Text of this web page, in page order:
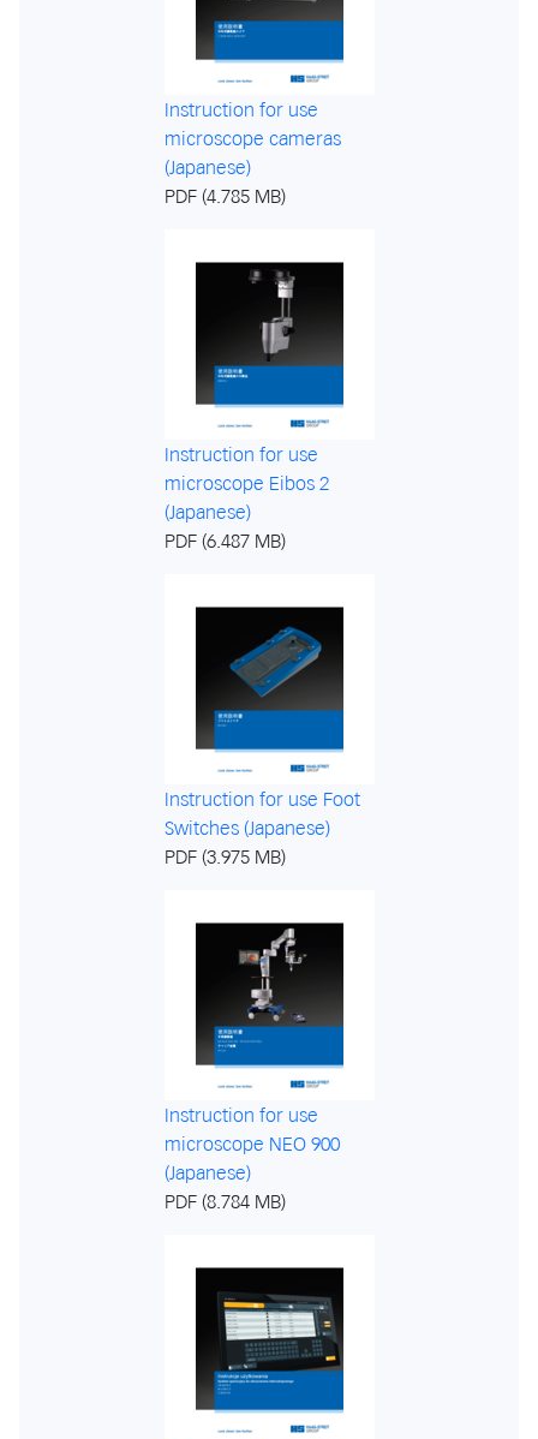
Instruction for use
microscope cameras
(Japanese)
PDF (4.785 MB)
Instruction for use
microscope Eibos 2
(Japanese)
PDF (6.487 MB)
Instruction for use Foot
Switches (Japanese)
PDF (3.975 MB)
Instruction for use
microscope NEO 900
(Japanese)
PDF (8.784 MB)